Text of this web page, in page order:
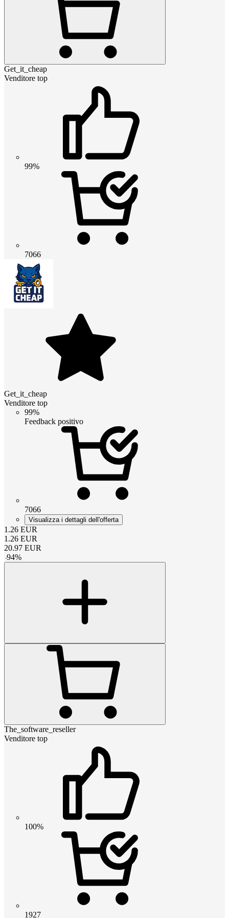
Get_it_cheap
Venditore top
99%
7066
Get_it_cheap
Venditore top
99%
Feedback positivo
7066
Visualizza i dettagli dell'offerta
1.26 EUR
1.26 EUR
20.97 EUR
-94%
The_software_reseller
Venditore top
100%
1927